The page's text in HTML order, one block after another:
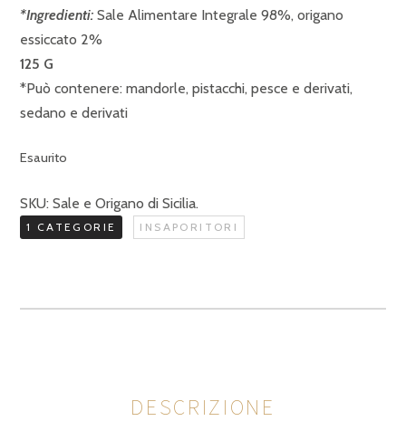
*Ingredienti: Sale Alimentare Integrale 98%, origano
essiccato 2%
125 G
*Può contenere: mandorle, pistacchi, pesce e derivati,
sedano e derivati
Esaurito
SKU: Sale e Origano di Sicilia.
1 CATEGORIE INSAPORITORI
DESCRIZIONE